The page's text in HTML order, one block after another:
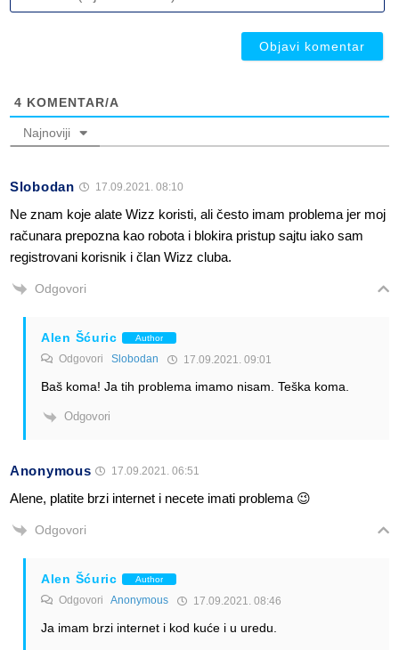
4 KOMENTAR/A
Najnoviji
Slobodan 17.09.2021. 08:10
Ne znam koje alate Wizz koristi, ali često imam problema jer moj
računara prepozna kao robota i blokira pristup sajtu iako sam
registrovani korisnik i član Wizz cluba.
Odgovori
Alen Šćuric Author
Odgovori Slobodan 17.09.2021. 09:01
Baš koma! Ja tih problema imamo nisam. Teška koma.
Odgovori
Anonymous 17.09.2021. 06:51
Alene, platite brzi internet i necete imati problema 😉
Odgovori
Alen Šćuric Author
Odgovori Anonymous 17.09.2021. 08:46
Ja imam brzi internet i kod kuće i u uredu.